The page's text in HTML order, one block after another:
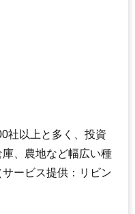
社以上と多く、投資
、農地など幅広い種
ービス提供：リビン